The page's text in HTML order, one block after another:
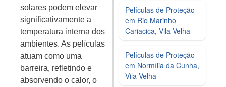
solares podem elevar
significativamente a
temperatura interna dos
ambientes. As películas
atuam como uma
barreira, refletindo e
absorvendo o calor, o
Películas de Proteção
em Rio Marinho
Cariacica, Vila Velha
Películas de Proteção
em Normília da Cunha,
Vila Velha